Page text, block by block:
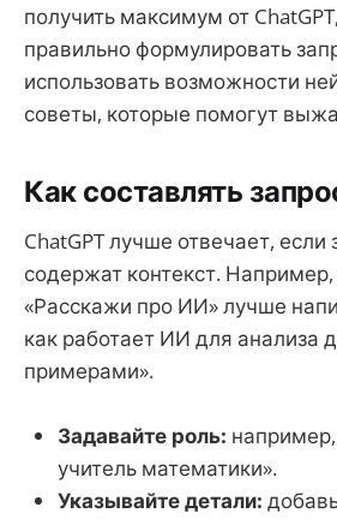
получить максимум от
правильно формулировать
использовать возможности
советы, которые помогут
Как составлять
ChatGPT лучше отвечает, если
содержат контекст.
«Расскажи про ИИ» лучше
как работает ИИ для анализа
примерами».
Задавайте роль:
учитель математики».
Указывайте детали: